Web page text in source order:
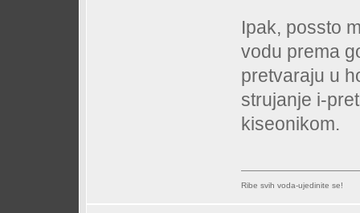
Ipak, possto
vodu prema
pretvaraju u
strujanje i-
kiseonikom.
Ribe svih voda-ujedinite se!